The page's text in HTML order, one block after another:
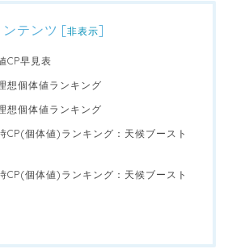
ンテンツ [非表示]
CP早見表
想個体値ランキング
想個体値ランキング
CP(個体値)ランキング：天候ブースト
CP(個体値)ランキング：天候ブースト